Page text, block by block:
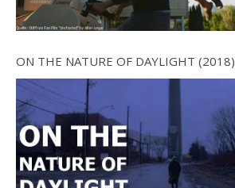
ON THE NATURE OF DAYLIGHT (2018)